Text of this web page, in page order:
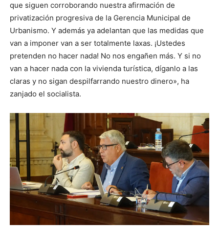
que siguen corroborando nuestra afirmación de
privatización progresiva de la Gerencia Municipal de
Urbanismo. Y además ya adelantan que las medidas que
van a imponer van a ser totalmente laxas. ¡Ustedes
pretenden no hacer nada! No nos engañen más. Y si no
van a hacer nada con la vivienda turística, díganlo a las
claras y no sigan despilfarrando nuestro dinero», ha
zanjado el socialista.